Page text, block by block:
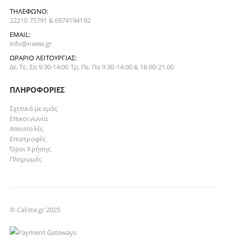
ΤΗΛΈΦΩΝΟ:
22210 75791 & 6974194192
EMAIL:
info@neew.gr
ΩΡΆΡΙΟ ΛΕΙΤΟΥΡΓΊΑΣ:
Δε, Τε, Σα 9:30-14:00 Τρ, Πε, Πα 9.30-14.00 & 18.00-21.00
ΠΛΗΡΟΦΟΡΊΕΣ
Σχετικά με εμάς
Επικοινωνία
Αποστολές
Επιστροφές
Όροι Χρήσης
Πληρωμές
© Caliste.gr 2025